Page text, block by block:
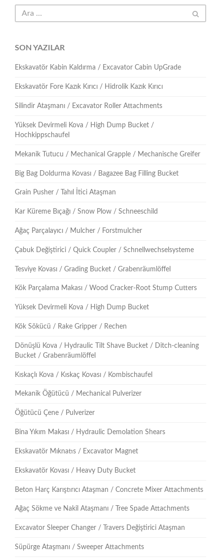
SON YAZILAR
Ekskavatör Kabin Kaldırma / Excavator Cabin UpGrade
Ekskavatör Fore Kazık Kırıcı / Hidrolik Kazık Kırıcı
Silindir Ataşmanı / Excavator Roller Attachments
Yüksek Devirmeli Kova / High Dump Bucket /
Hochkippschaufel
Mekanik Tutucu / Mechanical Grapple / Mechanische Greifer
Big Bag Doldurma Kovası / Bagazee Bag Filling Bucket
Grain Pusher / Tahıl İtici Ataşman
Kar Küreme Bıçağı / Snow Plow / Schneeschild
Ağaç Parçalayıcı / Mulcher / Forstmulcher
Çabuk Değiştirici / Quick Coupler / Schnellwechselsysteme
Tesviye Kovası / Grading Bucket / Grabenräumlöffel
Kök Parçalama Makası / Wood Cracker-Root Stump Cutters
Yüksek Devirmeli Kova / High Dump Bucket
Kök Sökücü / Rake Gripper / Rechen
Dönüşlü Kova / Hydraulic Tilt Shave Bucket / Ditch-cleaning
Bucket / Grabenräumlöffel
Kıskaçlı Kova / Kıskaç Kovası / Kombischaufel
Mekanik Öğütücü / Mechanical Pulverizer
Öğütücü Çene / Pulverizer
Bina Yıkım Makası / Hydraulic Demolation Shears
Ekskavatör Mıknatıs / Excavator Magnet
Ekskavatör Kovası / Heavy Duty Bucket
Beton Harç Karıştırıcı Ataşman / Concrete Mixer Attachments
Ağaç Sökme ve Nakil Ataşmanı / Tree Spade Attachments
Excavator Sleeper Changer / Travers Değiştirici Ataşman
Süpürge Ataşmanı / Sweeper Attachments